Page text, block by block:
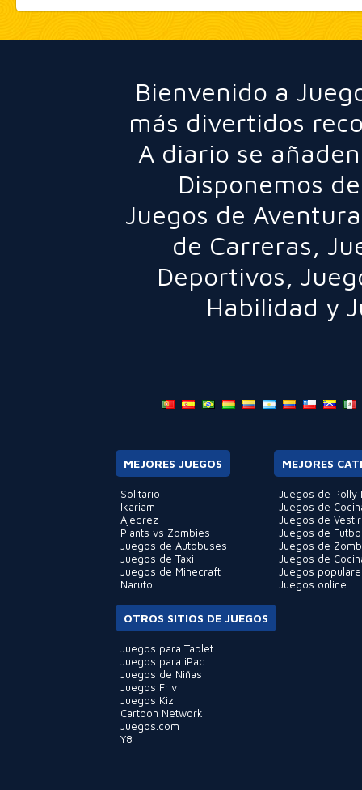
Bienvenido a
más divertidos
A diario se
Disponemos
Juegos de Aventura
de Carreras,
Deportivos,
Habilidad y
MEJORES JUEGOS
Solitario
Ikariam
Ajedrez
Plants vs Zombies
Juegos de Autobuses
Juegos de Taxi
Juegos de Minecraft
Naruto
MEJORES
Juegos de Polly
Juegos de
Juegos de Vestir
Juegos de
Juegos de
Juegos de
Juegos
Juegos online
OTROS SITIOS DE JUEGOS
Juegos para Tablet
Juegos para iPad
Juegos de Niñas
Juegos Friv
Juegos Kizi
Cartoon Network
Juegos.com
Y8